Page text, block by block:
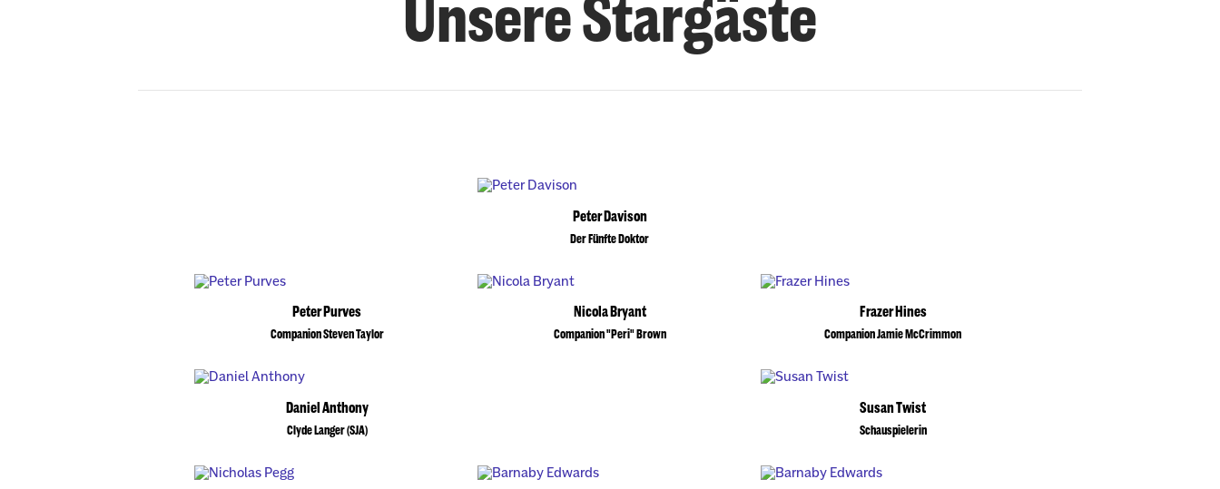
Unsere Stargäste
Peter Davison
Der Fünfte Doktor
Peter Purves
Companion Steven Taylor
Nicola Bryant
Companion "Peri" Brown
Frazer Hines
Companion Jamie McCrimmon
Daniel Anthony
Clyde Langer (SJA)
Susan Twist
Schauspielerin